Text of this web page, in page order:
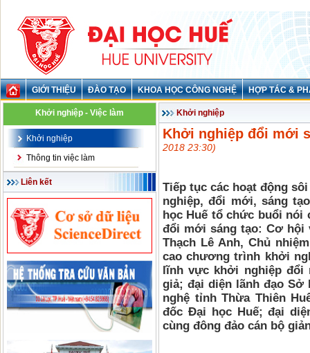
GIỚI THIỆU ĐÀO TẠO KHOA HỌC CÔNG NGHỆ HỢP TÁC &
Khởi nghiệp - Việc làm
Khởi nghiệp
Thông tin việc làm
Liên kết
Khởi nghiệp
Khởi nghiệp đổi mới
2018 23:30)
Tiếp tục các hoạt động
nghiệp, đổi mới, sáng
học Huế tổ chức buổi nói
đổi mới sáng tạo: Cơ hội
Thạch Lê Anh, Chủ
cao chương trình khởi
lĩnh vực khởi nghiệp đổi
giả; đại diện lãnh đạo Sở
nghệ tỉnh Thừa Thiên
đốc Đại học Huế; đại
cùng đông đảo cán bộ